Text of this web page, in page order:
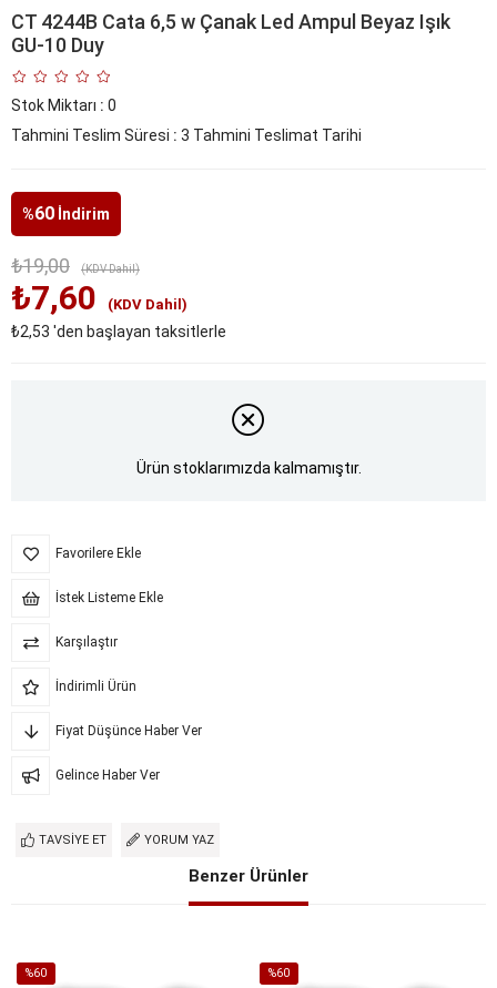
CT 4244B Cata 6,5 w Çanak Led Ampul Beyaz Işık
GU-10 Duy
Stok Miktarı : 0
Tahmini Teslim Süresi : 3 Tahmini Teslimat Tarihi
%60 İndirim
₺19,00 (KDV Dahil)
₺7,60 (KDV Dahil)
₺2,53 'den başlayan taksitlerle
Ürün stoklarımızda kalmamıştır.
Favorilere Ekle
İstek Listeme Ekle
Karşılaştır
İndirimli Ürün
Fiyat Düşünce Haber Ver
Gelince Haber Ver
TAVSIYE ET YORUM YAZ
Benzer Ürünler
%60
%60